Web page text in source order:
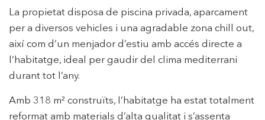
La propietat disposa de piscina privada, aparcament
per a diversos vehicles i una agradable zona chill out,
així com d’un menjador d’estiu amb accés directe a
l’habitatge, ideal per gaudir del clima mediterrani
durant tot l’any.
Amb 318 m² construïts, l’habitatge ha estat totalment
reformat amb materials d’alta qualitat i s’assenta